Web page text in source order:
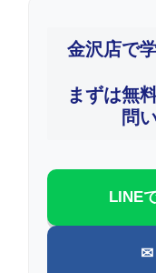
金沢店で
まずは無
問
LINE
✉